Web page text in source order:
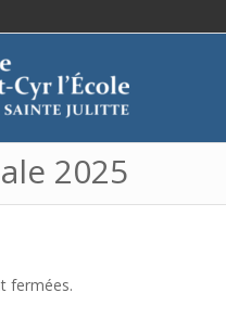
2025
fermées.